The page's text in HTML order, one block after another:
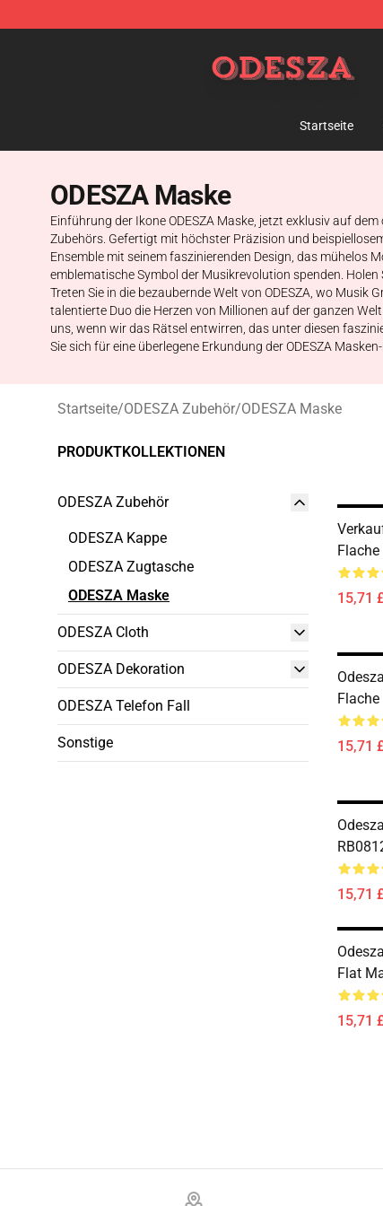
Startseite
ODESZA Maske
Einführung der Ikone ODESZA Maske, jetzt exklusiv auf
Zubehörs. Gefertigt mit höchster Präzision und
Ensemble mit seinem faszinierenden Design, das mühelos
emblematische Symbol der Musikrevolution spenden.
Treten Sie in die bezaubernde Welt von ODESZA, wo
talentierte Duo die Herzen von Millionen auf der ganzen
uns, wenn wir das Rätsel entwirren, das unter diesen
Sie sich für eine überlegene Erkundung der ODESZA
Startseite/ODESZA Zubehör/ODESZA Maske
PRODUKTKOLLEKTIONEN
ODESZA Zubehör
ODESZA Kappe
ODESZA Zugtasche
ODESZA Maske
ODESZA Cloth
ODESZA Dekoration
ODESZA Telefon Fall
Sonstige
15,71
15,71
15,71
Flat
15,71